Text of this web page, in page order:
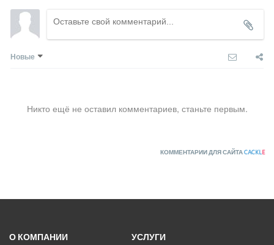
Новые
Никто ещё не оставил комментариев, станьте первым.
КОММЕНТАРИИ ДЛЯ САЙТАCACKLE
О КОМПАНИИ
УСЛУГИ